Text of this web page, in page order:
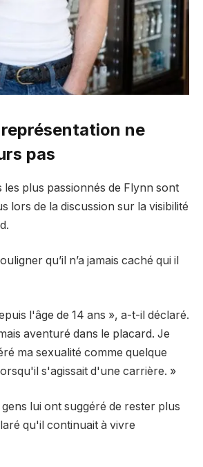
ne
pas
les plus passionnés de Flynn sont
lors de la discussion sur la visibilité
qu’il n’a jamais caché qui il
l'âge de 14 ans », a-t-il déclaré.
aventuré dans le placard. Je
ma sexualité comme quelque
s'agissait d'une carrière. »
lui ont suggéré de rester plus
qu'il continuait à vivre